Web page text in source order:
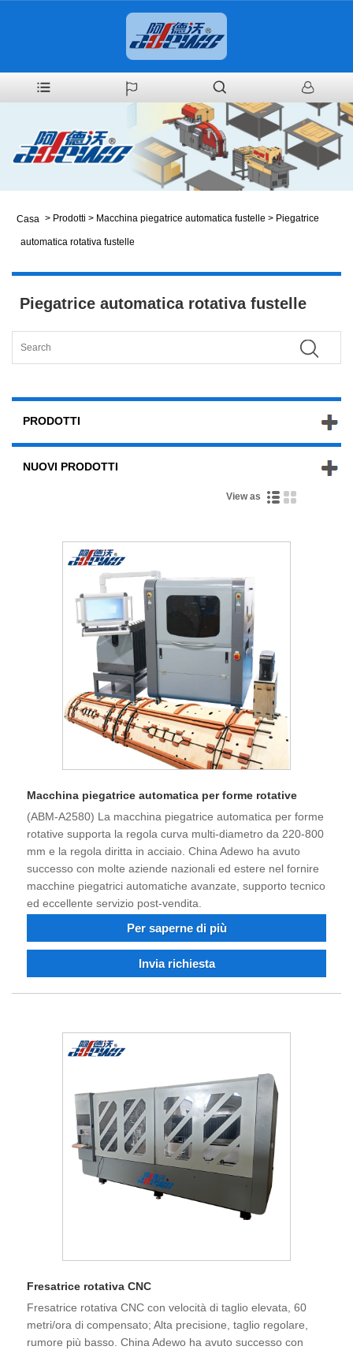
Casa > Prodotti > Macchina piegatrice automatica fustelle > Piegatrice
automatica rotativa fustelle
Piegatrice automatica rotativa fustelle
PRODOTTI
NUOVI PRODOTTI
View as
Macchina piegatrice automatica per forme rotative
(ABM-A2580) La macchina piegatrice automatica per forme
rotative supporta la regola curva multi-diametro da 220-800
mm e la regola diritta in acciaio. China Adewo ha avuto
successo con molte aziende nazionali ed estere nel fornire
macchine piegatrici automatiche avanzate, supporto tecnico
ed eccellente servizio post-vendita.
Per saperne di più
Invia richiesta
Fresatrice rotativa CNC
Fresatrice rotativa CNC con velocità di taglio elevata, 60
metri/ora di compensato; Alta precisione, taglio regolare,
rumore più basso. China Adewo ha avuto successo con